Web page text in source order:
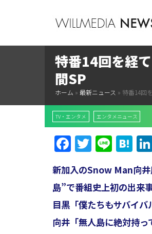
特番14回を経
間SP
ホーム » 最新ニュース » 特番14回
TV・エンタメ エンタメニュース
Facebook
Twitter
Line
新加入のSnow Man向井
島”で番組史上初の出来
目黒「僕たちもサバイバ
向井「無人島に絶対持っ